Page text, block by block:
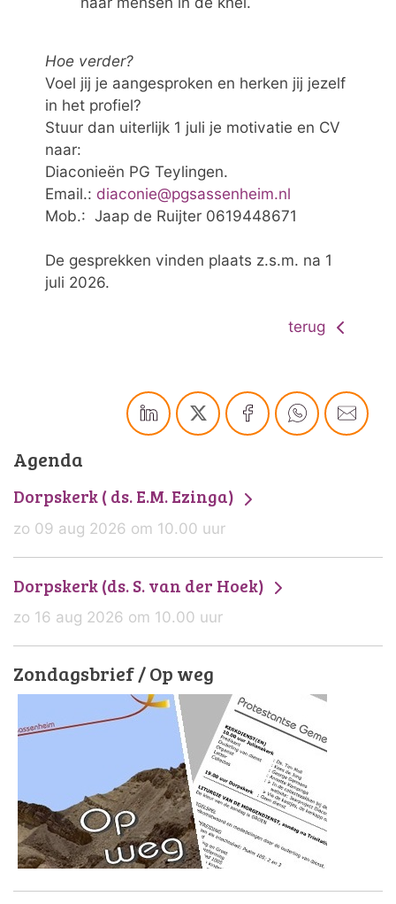
Hoe verder?
Voel jij je aangesproken en herken jij jezelf
in het profiel?
Stuur dan uiterlijk 1 juli je motivatie en CV
naar:
Diaconieën PG Teylingen.
Email.: diaconie@pgsassenheim.nl
Mob.: Jaap de Ruijter 0619448671
De gesprekken vinden plaats z.s.m. na 1
juli 2026.
terug
Agenda
Dorpskerk ( ds. E.M. Ezinga)
zo 09 aug 2026 om 10.00 uur
Dorpskerk (ds. S. van der Hoek)
zo 16 aug 2026 om 10.00 uur
Zondagsbrief / Op weg